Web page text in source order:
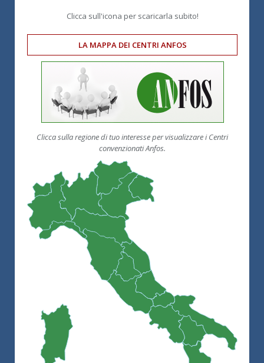
Clicca sull'icona per scaricarla subito!
LA MAPPA DEI CENTRI ANFOS
Clicca sulla regione di tuo interesse per visualizzare i Centri
convenzionati Anfos.